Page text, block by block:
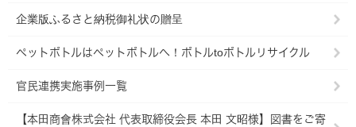
企業版ふるさと納税御礼状の贈呈
ペットボトルはペットボトルへ！ボトルtoボトルリサイクル
官民連携実施事例一覧
【本田商會株式会社 代表取締役会長 本田 文昭様】図書をご寄